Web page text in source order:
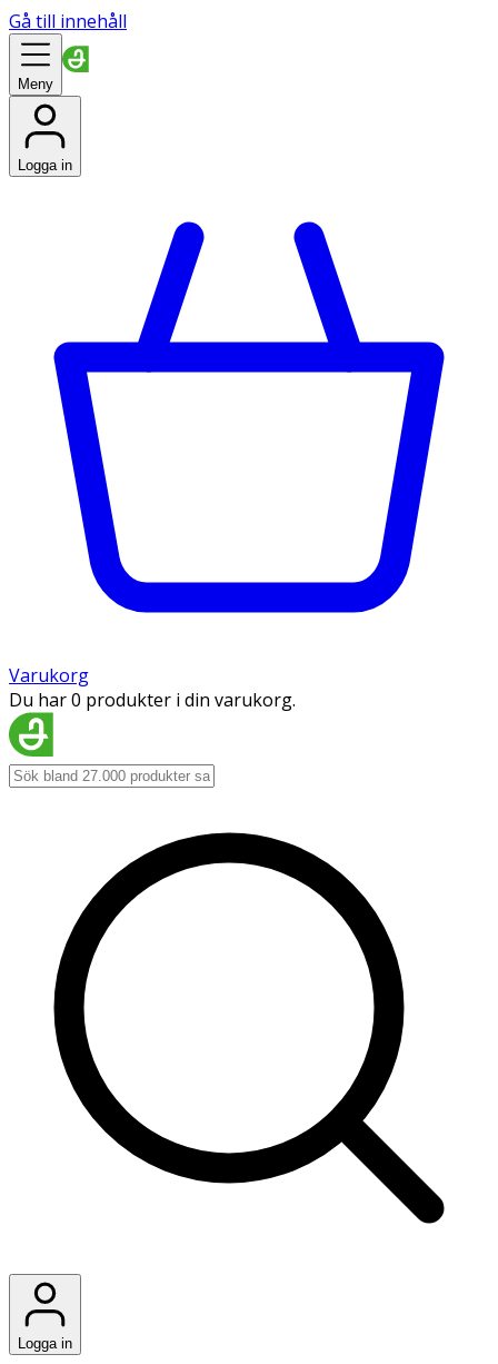
Gå till innehåll
Meny
Logga in
Varukorg
Du har 0 produkter i din varukorg.
Logga in